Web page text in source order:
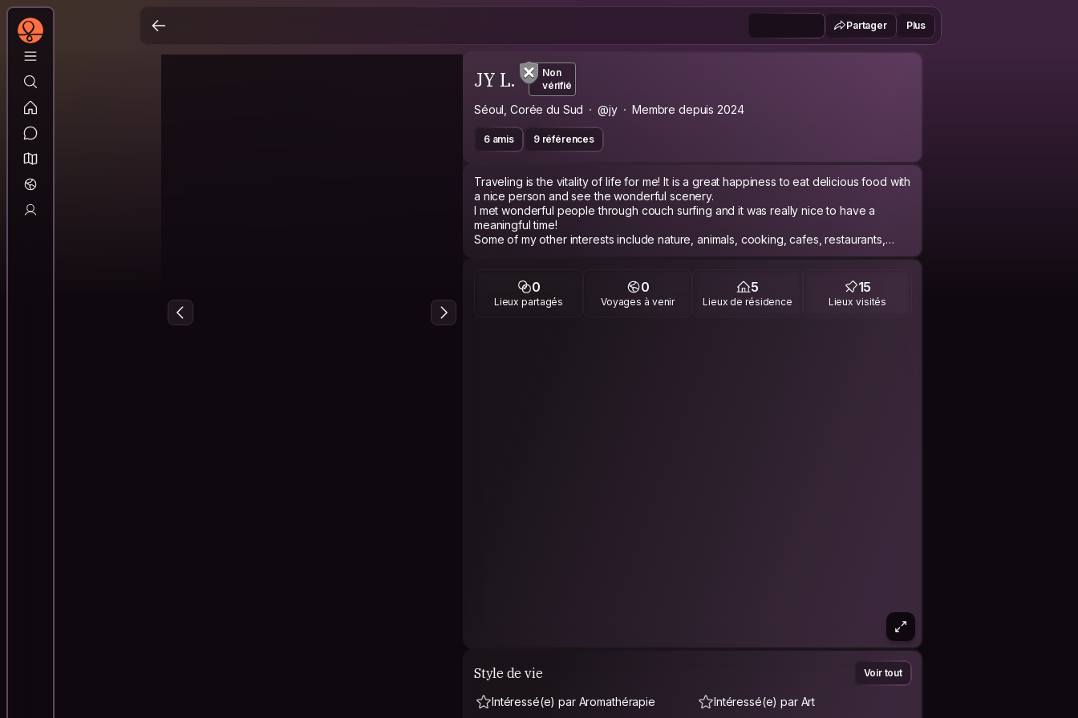
Partager Plus
JY L.
Non
vérifié
Séoul, Corée du Sud @jy Membre depuis 2024
6 amis 9 références
Traveling is the vitality of life for me! It is a great happiness to eat delicious food with
a nice person and see the wonderful scenery.
I met wonderful people through couch surfing and it was really nice to have a
meaningful time!
Some of my other interests include nature, animals, cooking, cafes, restaurants,
yoga, Zumba, swimming, horseback riding, and trying new things.
0
Lieux partagés
0
Voyages à venir
5
Lieux de résidence
15
Lieux visités
Style de vie Voir tout
Intéressé(e) par Aromathérapie Intéressé(e) par Art